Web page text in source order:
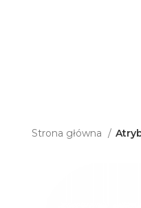
Strona główna